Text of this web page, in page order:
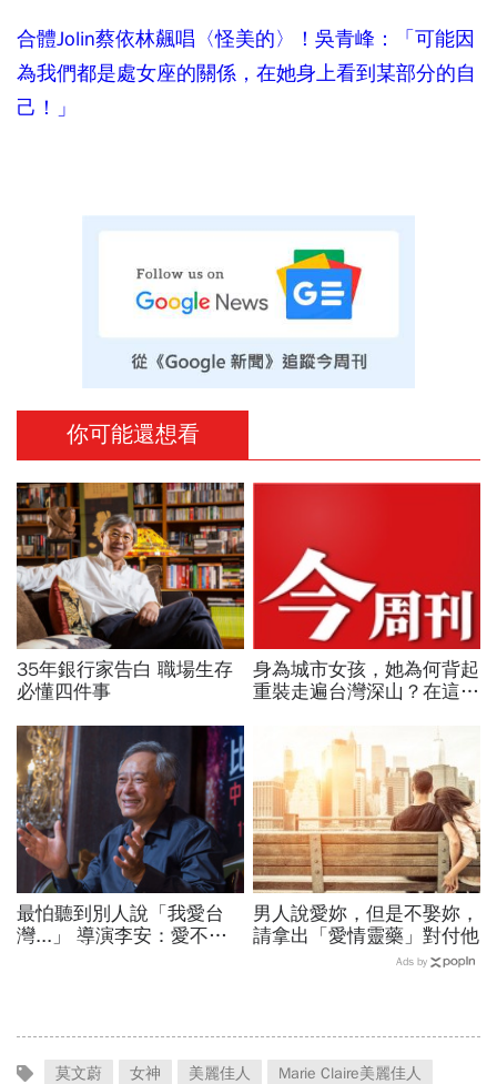
合體Jolin蔡依林飆唱〈怪美的〉！吳青峰：「可能因
為我們都是處女座的關係，在她身上看到某部分的自
己！」
你可能還想看
35年銀行家告白 職場生存
必懂四件事
身為城市女孩，她為何背起
重裝走遍台灣深山？在這座
到人生答案
最怕聽到別人說「我愛台
灣...」 導演李安：愛不用
男人說愛妳，但是不娶妳，
請拿出「愛情靈藥」對付他
Ads by
莫文蔚 女神 美麗佳人 Marie Claire美麗佳人